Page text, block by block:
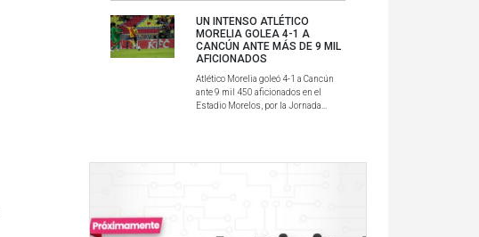
UN INTENSO ATLÉTICO
MORELIA GOLEA 4-1 A
CANCÚN ANTE MÁS DE 9 MIL
AFICIONADOS
Atlético Morelia goleó 4-1 a Cancún
ante 9 mil 450 aficionados en el
Estadio Morelos, por la Jornada...